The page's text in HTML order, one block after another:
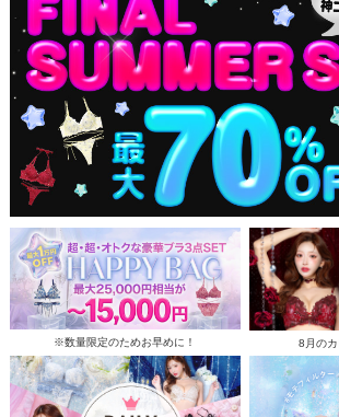
※数量限定のためお早めに！ 8月の